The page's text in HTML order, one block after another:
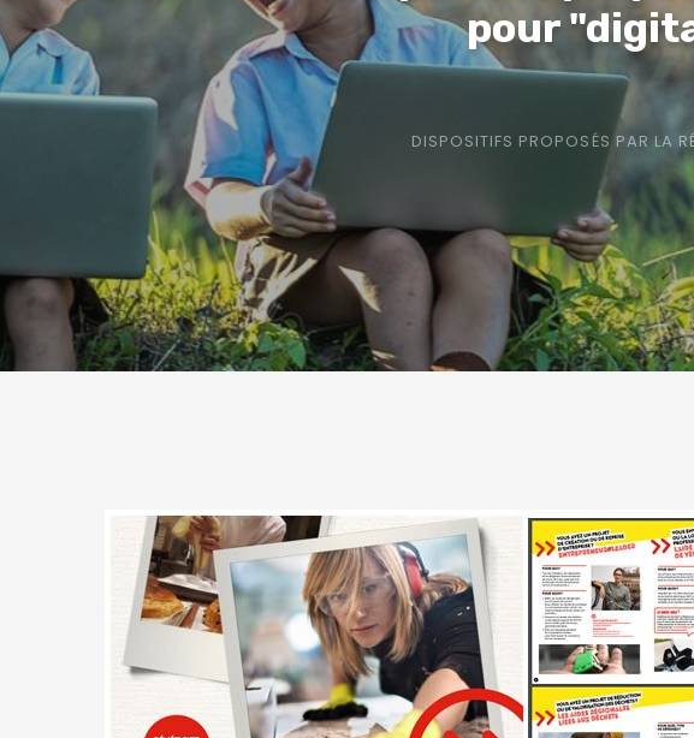
pour
DISPOSITIFS PROPOSÉS PAR LA